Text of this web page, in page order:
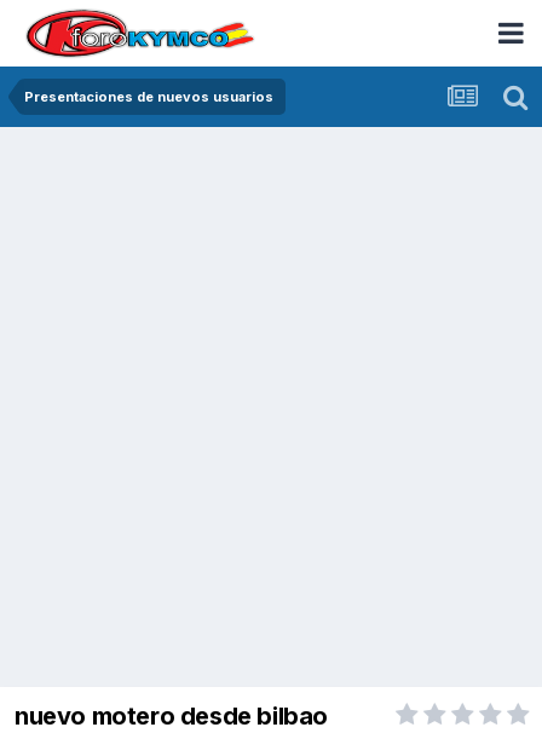
Presentaciones de nuevos usuarios
nuevo motero desde bilbao